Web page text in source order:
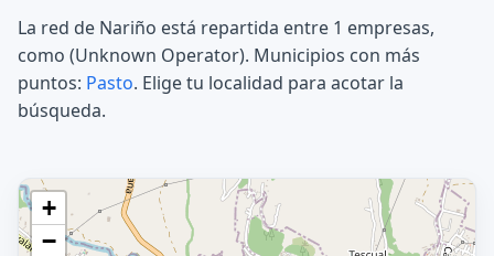
La red de Nariño está repartida entre 1 empresas,
como (Unknown Operator). Municipios con más
puntos: Pasto. Elige tu localidad para acotar la
búsqueda.
+
−